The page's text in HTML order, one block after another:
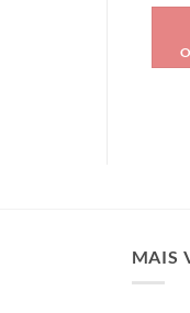
MAIS